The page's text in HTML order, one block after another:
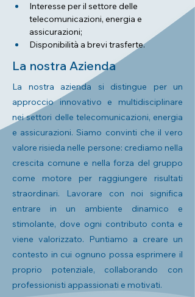
Interesse per il settore delle
telecomunicazioni, energia e
assicurazioni;
Disponibilità a brevi trasferte.
La nostra Azienda
La nostra azienda si distingue per un
approccio innovativo e multidisciplinare
nei settori delle telecomunicazioni, energia
e assicurazioni. Siamo convinti che il vero
valore risieda nelle persone: crediamo nella
crescita comune e nella forza del gruppo
come motore per raggiungere risultati
straordinari. Lavorare con noi significa
entrare in un ambiente dinamico e
stimolante, dove ogni contributo conta e
viene valorizzato. Puntiamo a creare un
contesto in cui ognuno possa esprimere il
proprio potenziale, collaborando con
professionisti appassionati e motivati.